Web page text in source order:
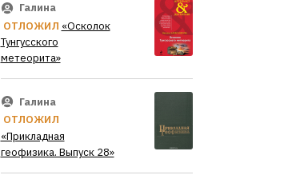
Галина
ОТЛОЖИЛ «Осколок
Тунгусского
метеорита»
Галина
ОТЛОЖИЛ
«Прикладная
геофизика. Выпуск 28»